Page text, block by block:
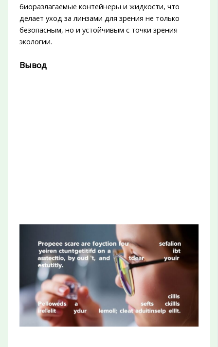
биоразлагаемые контейнеры и жидкости, что
делает уход за линзами для зрения не только
безопасным, но и устойчивым с точки зрения
экологии.
Вывод